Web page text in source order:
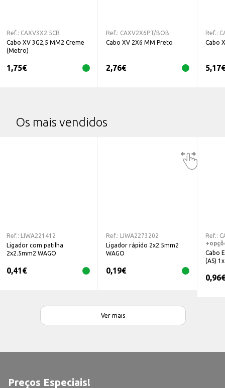
Ref.: CAXV3X2.5CR
Cabo XV 3G2,5 MM2 Creme
(Metro)
1,75€
Ref.: CAXV2X6PT/BOB
Cabo XV 2X6 MM Preto
2,76€
Ref.:
Cabo
5,17€
Os mais vendidos
Ref.:
LIWA221412
Ligador com patilha
2x2.5mm2 WAGO
0,41€
Ref.:
LIWA2273202
Ligador rápido 2x2.5mm2
WAGO
0,19€
Ref.:
Cabo
(AS)
0,96€
Ver mais
Preços Especiais!